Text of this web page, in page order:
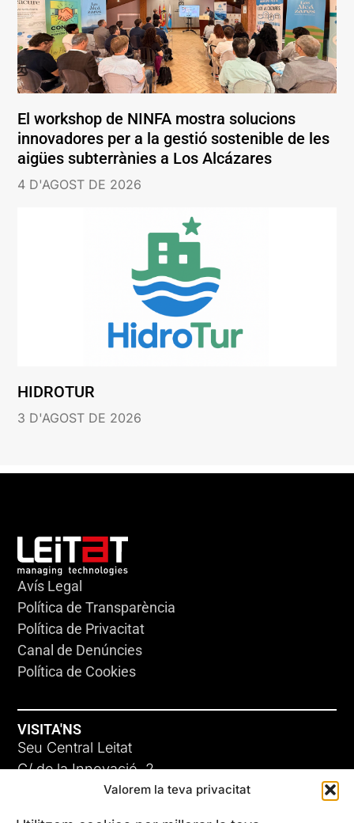
Valorem la teva privacitat
El workshop de NINFA mostra solucions
innovadores per a la gestió sostenible de les
aigües subterrànies a Los Alcázares
4 D'AGOST DE 2026
HIDROTUR
3 D'AGOST DE 2026
Avís Legal
Política de Transparència
Política de Privacitat
Canal de Denúncies
Política de Cookies
VISITA'NS
Seu Central Leitat
C/ de la Innovació, 2
08225 Terrassa, (Barcelona)